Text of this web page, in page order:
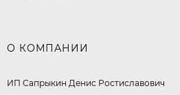
О КОМПАНИИ
ИП Сапрыкин Денис Ростиславович